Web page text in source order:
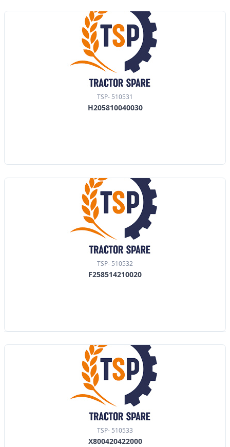
TSP- 510531
H205810040030
TSP- 510532
F258514210020
TSP- 510533
X800420422000